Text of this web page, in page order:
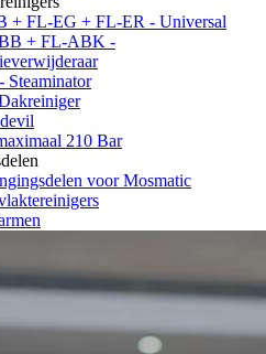
+ FL-EG + FL-ER - Universal
+ FL-ABK -
Steaminator
210 Bar
voor Mosmatic